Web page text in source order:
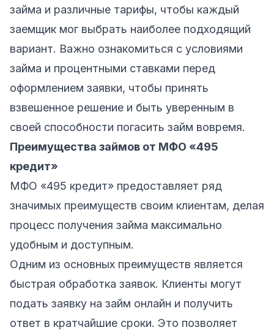
займа и различные тарифы, чтобы каждый
заемщик мог выбрать наиболее подходящий
вариант. Важно ознакомиться с условиями
займа и процентными ставками перед
оформлением заявки, чтобы принять
взвешенное решение и быть уверенным в
своей способности погасить займ вовремя.
Преимущества займов от МФО «495
кредит»
МФО «495 кредит» предоставляет ряд
значимых преимуществ своим клиентам, делая
процесс получения займа максимально
удобным и доступным.
Одним из основных преимуществ является
быстрая обработка заявок. Клиенты могут
подать заявку на займ онлайн и получить
ответ в кратчайшие сроки. Это позволяет